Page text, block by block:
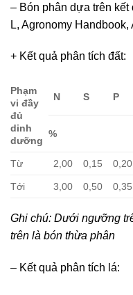
– Bón phân dựa trên
L, Agronomy
+ Kết quả phân tích đất:
Phạm
vi đầy
đủ
dinh
dưỡng
N S P
%
Từ 2,00 0,15 0,20
Tới 3,00 0,50 0,35
Ghi chú: Dưới ngưỡng
trên là bón thừa phân
– Kết quả phân tích lá: